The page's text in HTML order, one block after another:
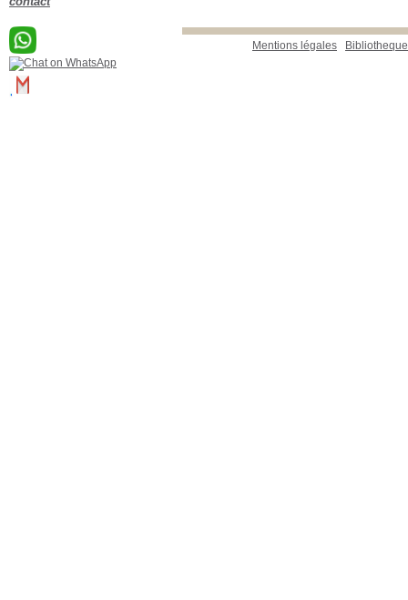
Mentions légales